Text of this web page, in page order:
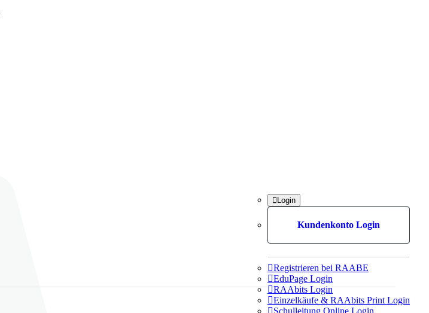
Login
Kundenkonto Login
Registrieren bei RAABE
EduPage Login
RAAbits Login
Einzelkäufe & RAAbits Print Login
Schulleitung Online Login